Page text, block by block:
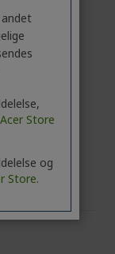
Store
og
Store.